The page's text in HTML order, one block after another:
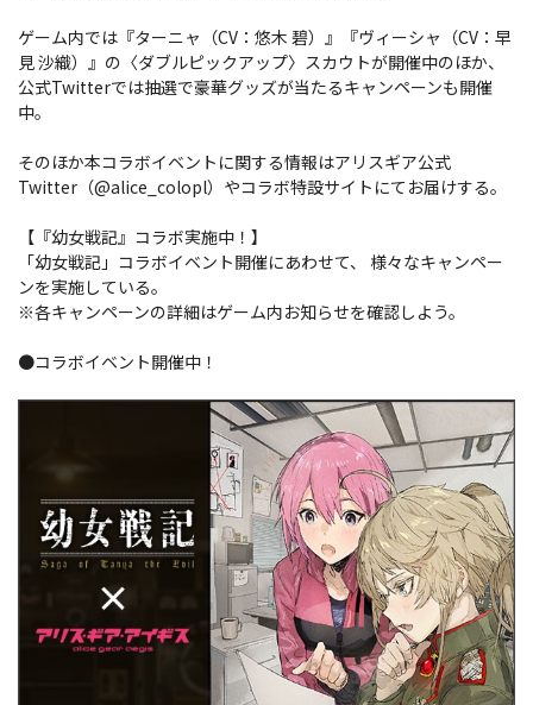
ゲーム内では『ターニャ（CV：悠木 碧）』『ヴィーシャ（CV：早
見 沙織）』の〈ダブルピックアップ〉スカウトが開催中のほか、
公式Twitterでは抽選で豪華グッズが当たるキャンペーンも開催
中。
そのほか本コラボイベントに関する情報はアリスギア公式
Twitter（@alice_colopl）やコラボ特設サイトにてお届けする。
【『幼女戦記』コラボ実施中！】
「幼女戦記」コラボイベント開催にあわせて、 様々なキャンペー
ンを実施している。
※各キャンペーンの詳細はゲーム内お知らせを確認しよう。
●コラボイベント開催中！